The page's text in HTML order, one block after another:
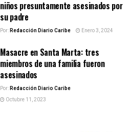
niños presuntamente asesinados por
su padre
Por:Redacción Diario Caribe Enero 3, 2024
Masacre en Santa Marta: tres
miembros de una familia fueron
asesinados
Por:Redacción Diario Caribe
Octubre 11, 2023